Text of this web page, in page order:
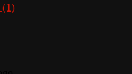
(1)